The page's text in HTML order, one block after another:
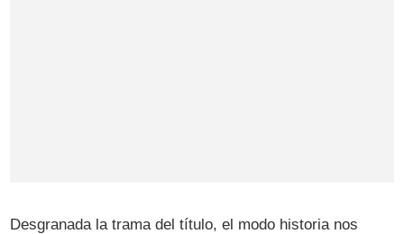
Desgranada la trama del título, el modo historia nos